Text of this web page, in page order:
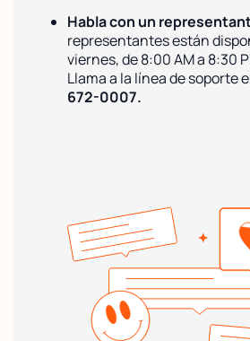
Habla con un
representantes están
viernes, de 8:00 AM a 8:30
Llama a la línea de soporte
672-0007.